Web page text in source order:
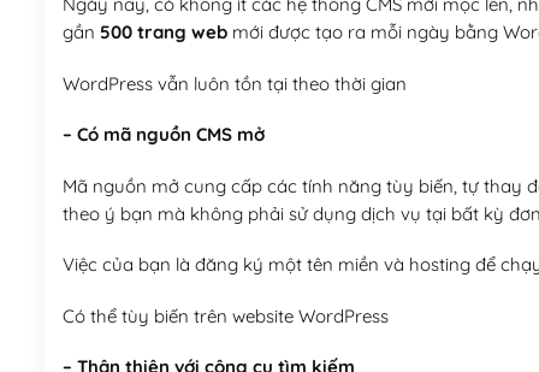
gần 500 trang webmới được tạo ra mỗi ngày bằng
WordPress vẫn luôn tồn tại theo thời gian
– Có mã nguồn CMS mở
Mã nguồn mở cung cấp các tính năng tùy biến, tự thay
theo ý bạn mà không phải sử dụng dịch vụ tại bất kỳ
Việc của bạn là đăng ký một tên miền và hosting để
Có thể tùy biến trên website WordPress
– Thân thiện với công cụ tìm kiếm